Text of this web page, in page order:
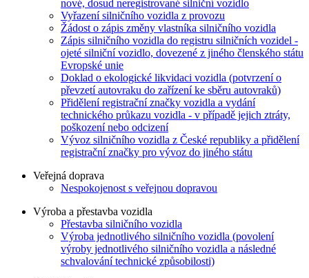
nové, dosud neregistrované silniční vozidlo
Vyřazení silničního vozidla z provozu
Žádost o zápis změny vlastníka silničního vozidla
Zápis silničního vozidla do registru silničních vozidel -
ojeté silniční vozidlo, dovezené z jiného členského státu
Evropské unie
Doklad o ekologické likvidaci vozidla (potvrzení o
převzetí autovraku do zařízení ke sběru autovraků)
Přidělení registrační značky vozidla a vydání
technického průkazu vozidla - v případě jejich ztráty,
poškození nebo odcizení
Vývoz silničního vozidla z České republiky a přidělení
registrační značky pro vývoz do jiného státu
Veřejná doprava
Nespokojenost s veřejnou dopravou
Výroba a přestavba vozidla
Přestavba silničního vozidla
Výroba jednotlivého silničního vozidla (povolení
výroby jednotlivého silničního vozidla a následné
schvalování technické způsobilosti)